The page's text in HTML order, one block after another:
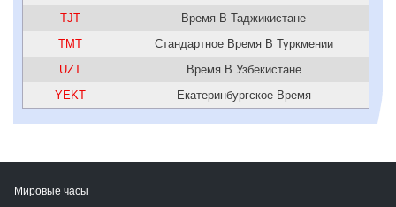
TJT
Время В Таджикистане
TMT
Стандартное Время В Туркмении
UZT
Время В Узбекистане
YEKT
Екатеринбургское Время
Мировые часы